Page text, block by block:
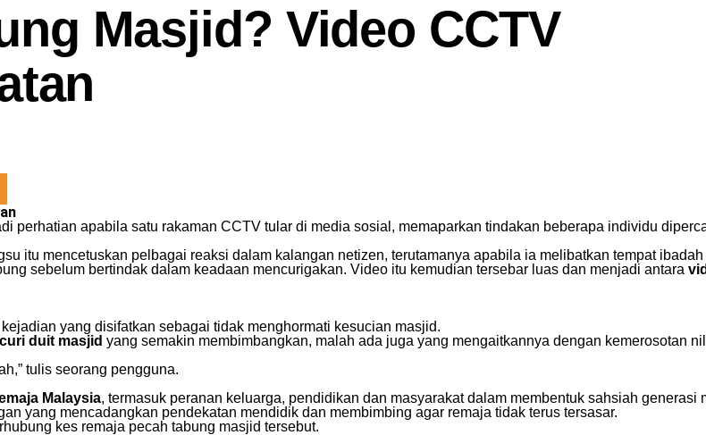
Masjid? Video CCTV
perhatian apabila satu rakaman CCTV tular di media sosial, memaparkan tindakan beberapa individu
itu mencetuskan pelbagai reaksi dalam kalangan netizen, terutamanya apabila ia melibatkan tempat ibadah
sebelum bertindak dalam keadaan mencurigakan. Video itu kemudian tersebar luas dan menjadi antara
yang disifatkan sebagai tidak menghormati kesucian masjid.
duit masjid yang semakin membimbangkan, malah ada juga yang mengaitkannya dengan kemerosotan
tulis seorang pengguna.
Malaysia, termasuk peranan keluarga, pendidikan dan masyarakat dalam membentuk sahsiah generasi
yang mencadangkan pendekatan mendidik dan membimbing agar remaja tidak terus tersasar.
kes remaja pecah tabung masjid tersebut.